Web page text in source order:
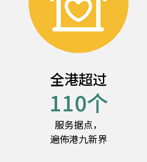
全港超过
110个
服务据点，
遍佈港九新界